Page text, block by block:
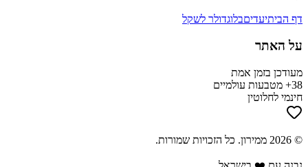
דף הביתיעדיםבלוגדולר לשקל
על האתר
מעודכן בזמן אמת
38+ מטבעות עולמיים
חינמי לחלוטין
©
2026 ממירון. כל הזכויות שמורות.